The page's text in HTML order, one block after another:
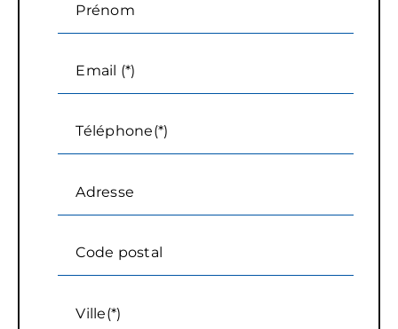
Prénom
Email (*)
Téléphone(*)
Adresse
Code postal
Ville(*)